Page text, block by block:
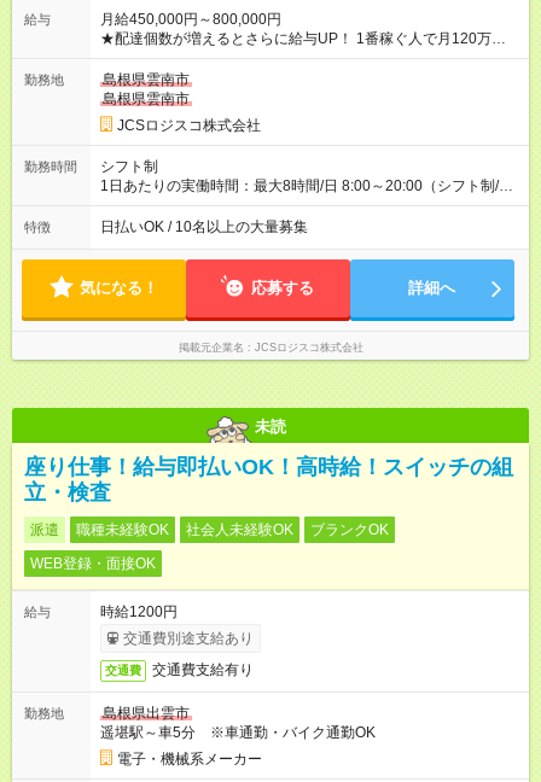
給与
月給450,000円～800,000円
★配達個数が増えるとさらに給与UP！ 1番稼ぐ人で月120万ほ
ど！ ・主要都市エリア 月収55万円／週5日稼働 月収65万~112
万円／週6日稼働 ・地方郊外エリア 月収40万円／週5日稼働 月
収40万円~50万円／週6日稼働 ＜モデルイメージ＞ ■月収50万
円 (27歳男性/江東区在住)※元建築関係 1日150個配達×25日勤務
(日休み) ■月収80万円(43歳男性/墨田区在住)※元営業 1日200個
勤務地
島根県雲南市
島根県雲南市
JCSロジスコ株式会社
勤務時間
シフト制
1日あたりの実働時間：最大8時間/日 8:00～20:00（シフト制/実
働8時間） ※週5日勤務（場所次第では週4も有り） ※配達状況に
よって時間外での勤務可能性有り ※案件により多少の前後あり
特徴 日払いOK / 10名以上の大量募集
気になる！ 応募する 詳細へ
掲載元企業名 JCSロジスコ株式会社
未読
座り仕事！給与即払いOK！高時給！スイッチの組
立・検査
派遣 職種未経験OK 社会人未経験OK
ブランクOK
WEB登録・面接OK
給与
時給1200円
交通費別途支給あり
交通費 交通費支給有り
勤務地
島根県出雲市
遥堪駅～車5分 ※車通勤・バイク通勤OK
電子・機械系メーカー